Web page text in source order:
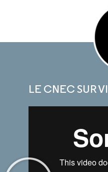
LE CNEC SUR